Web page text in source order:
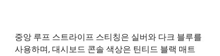
중앙 루프 스트라이프 스티칭은 실버와 다크 블루를
사용하며, 대시보드 콘솔 색상은 틴티드 블랙 매트